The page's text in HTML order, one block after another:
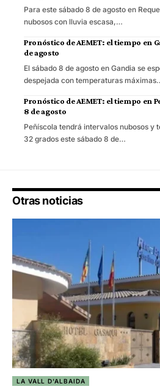
Para este sábado 8 de agosto en
nubosos con lluvia escasa,…
Pronóstico de AEMET: el tiempo en
de agosto
El sábado 8 de agosto en Gandia se
despejada con temperaturas
Pronóstico de AEMET: el tiempo en
8 de agosto
Peñíscola tendrá intervalos nubosos y
32 grados este sábado 8 de…
Otras noticias
LA VALL D'ALBAIDA